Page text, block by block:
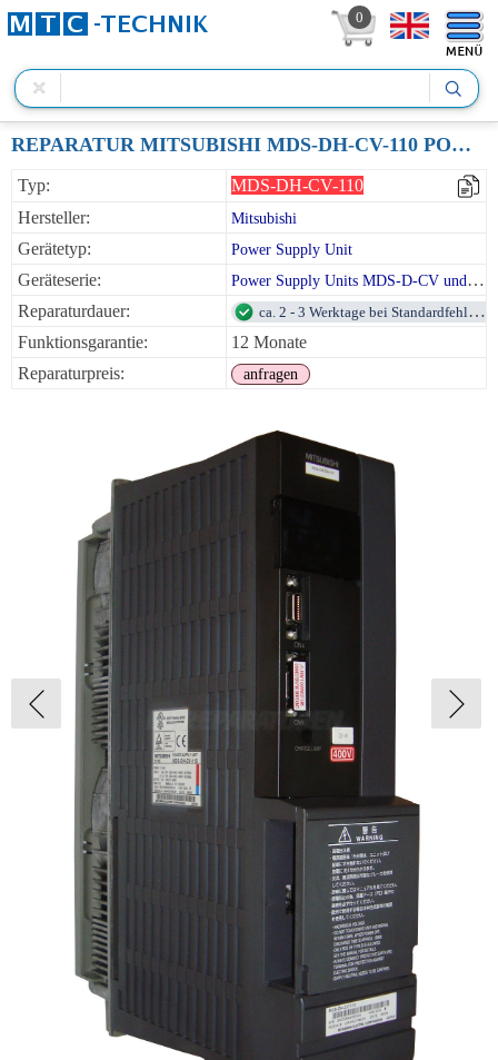
0
REPARATUR MITSUBISHI MDS-DH-CV-110 POWER SUPPLY UNIT 7.5KW
Typ:
MDS-DH-CV-110
Hersteller:
Mitsubishi
Gerätetyp: Power Supply Unit
Geräteserie:
Power Supply Units MDS-D-CV und MDS-DH-CV
Reparaturdauer:
ca. 2 - 3 Werktage bei Standardfehlern
Funktionsgarantie:
12 Monate
Reparaturpreis:
anfragen